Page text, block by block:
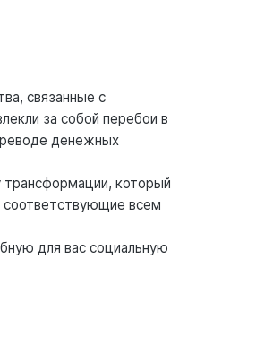
связанные с
за собой перебои в
денежных
трансформации, который
соответствующие всем
для вас социальную